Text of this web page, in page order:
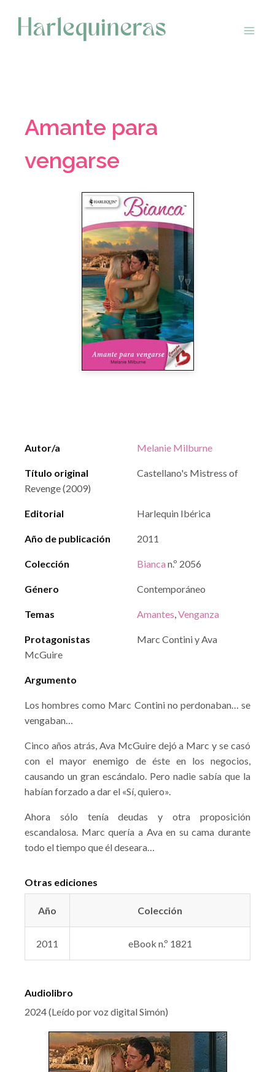
contenido
Amante para
vengarse
Autor/a Melanie Milburne
Título original
Castellano's Mistress of
Revenge (2009)
Editorial Harlequin Ibérica
Año de publicación 2011
Colección Bianca n.º 2056
Género Contemporáneo
Temas Amantes,Venganza
Protagonistas
Marc Contini y Ava
McGuire
Argumento
Los hombres como Marc Contini no perdonaban… se
vengaban…
Cinco años atrás, Ava McGuire dejó a Marc y se casó
con el mayor enemigo de éste en los negocios,
causando un gran escándalo. Pero nadie sabía que la
habían forzado a dar el «Sí, quiero».
Ahora sólo tenía deudas y otra proposición
escandalosa. Marc quería a Ava en su cama durante
todo el tiempo que él deseara…
Otras ediciones
Año Colección
2011 eBook n.º 1821
Audiolibro
2024 (Leído por voz digital Simón)